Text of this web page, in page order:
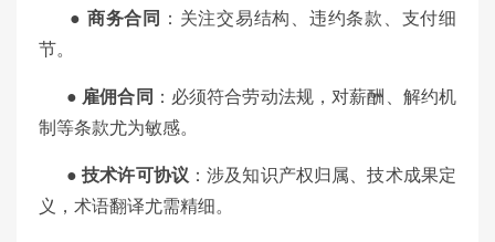
● 商务合同
：关注交易结构、违约条款、支付细
节。
● 雇佣合同 ：必须符合劳动法规，对薪酬、解约机
制等条款尤为敏感。
●技术许可协议 ：涉及知识产权归属、技术成果定
义，术语翻译尤需精细。